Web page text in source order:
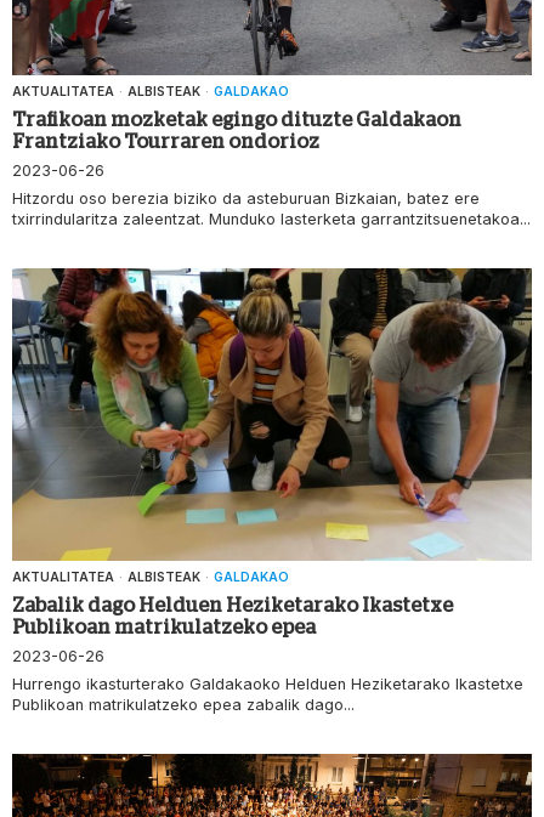
AKTUALITATEA · ALBISTEAK · GALDAKAO
Trafikoan mozketak egingo dituzte Galdakaon
Frantziako Tourraren ondorioz
2023-06-26
Hitzordu oso berezia biziko da asteburuan Bizkaian, batez ere
txirrindularitza zaleentzat. Munduko lasterketa garrantzitsuenetakoa...
AKTUALITATEA · ALBISTEAK · GALDAKAO
Zabalik dago Helduen Heziketarako Ikastetxe
Publikoan matrikulatzeko epea
2023-06-26
Hurrengo ikasturterako Galdakaoko Helduen Heziketarako Ikastetxe
Publikoan matrikulatzeko epea zabalik dago...